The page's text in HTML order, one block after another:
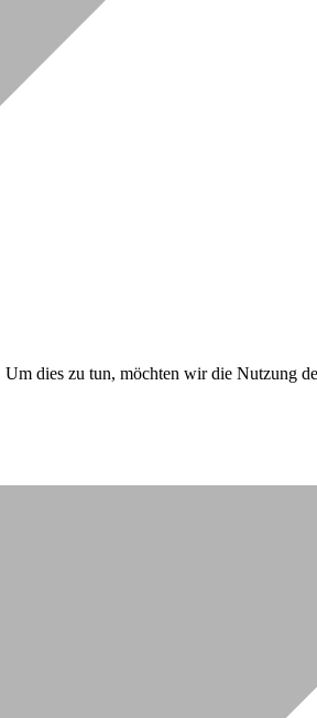
dies zu tun, möchten wir die Nutzung